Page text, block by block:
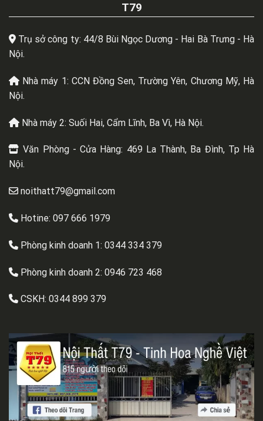
T79
Trụ sở công ty: 44/8 Bùi Ngọc Dương - Hai Bà Trưng - Hà
Nội.
Nhà máy 1: CCN Đồng Sen, Trường Yên, Chương Mỹ, Hà
Nội.
Nhà máy 2: Suối Hai, Cẩm Lĩnh, Ba Vì, Hà Nội.
Văn Phòng - Cửa Hàng: 469 La Thành, Ba Đình, Tp Hà
Nội.
noithatt79@gmail.com
Hotine: 097 666 1979
Phòng kinh doanh 1: 0344 334 379
Phòng kinh doanh 2: 0946 723 468
CSKH: 0344 899 379